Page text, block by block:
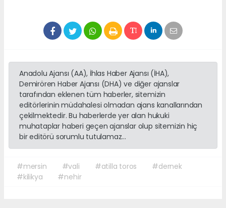
Anadolu Ajansı (AA), İhlas Haber Ajansı (İHA),
Demirören Haber Ajansı (DHA) ve diğer ajanslar
tarafından eklenen tüm haberler, sitemizin
editörlerinin müdahalesi olmadan ajans kanallarından
çekilmektedir. Bu haberlerde yer alan hukuki
muhataplar haberi geçen ajanslar olup sitemizin hiç
bir editörü sorumlu tutulamaz...
#mersin #vali #atilla toros
#dernek
#kilikya
#nehir